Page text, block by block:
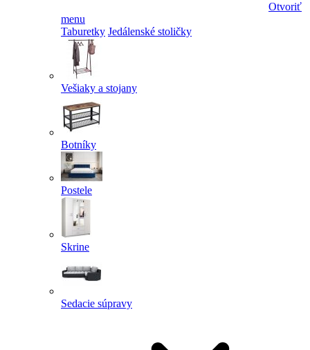
Otvoriť
menu
Taburetky Jedálenské stoličky
Vešiaky a stojany
Botníky
Postele
Skrine
Sedacie súpravy